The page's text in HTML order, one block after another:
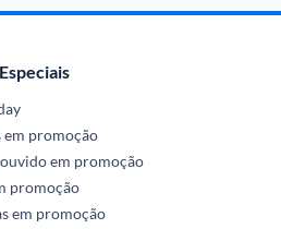
em promoção
em promoção
promoção
em promoção